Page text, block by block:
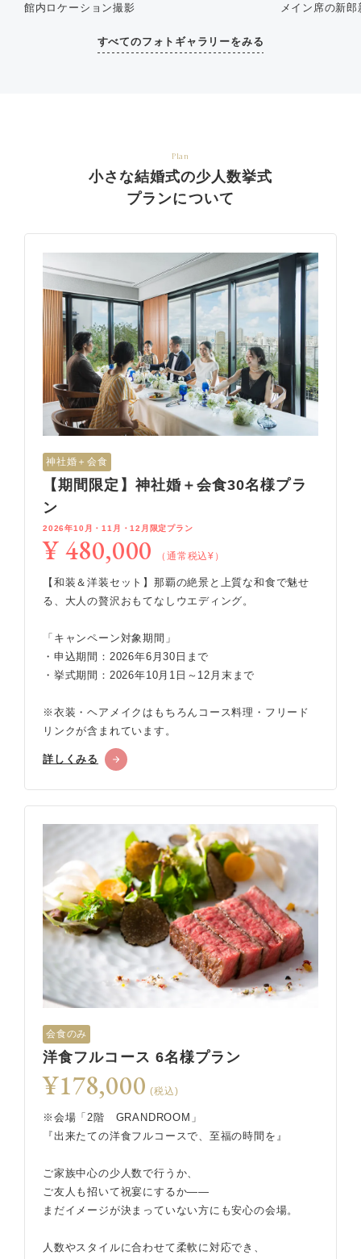
館内ロケーション撮影 メイン席の新郎
すべてのフォトギャラリーをみる
Plan
小さな結婚式の少人数挙式
プランについて
神社婚＋会食
【期間限定】神社婚＋会食30名様プラ
ン
2026年10月・11月・12月限定プラン
¥ 480,000 （通常税込¥）
【和装＆洋装セット】那覇の絶景と上質な和食で魅せ
る、大人の贅沢おもてなしウエディング。
「キャンペーン対象期間」
・申込期間：2026年6月30日まで
・挙式期間：2026年10月1日～12月末まで
※衣装・ヘアメイクはもちろんコース料理・フリード
リンクが含まれています。
詳しくみる
会食のみ
洋食フルコース 6名様プラン
¥178,000 (税込)
※会場「2階 GRANDROOM」
『出来たての洋食フルコースで、至福の時間を』
ご家族中心の少人数で行うか、
ご友人も招いて祝宴にするか——
まだイメージが決まっていない方にも安心の会場。
人数やスタイルに合わせて柔軟に対応でき、